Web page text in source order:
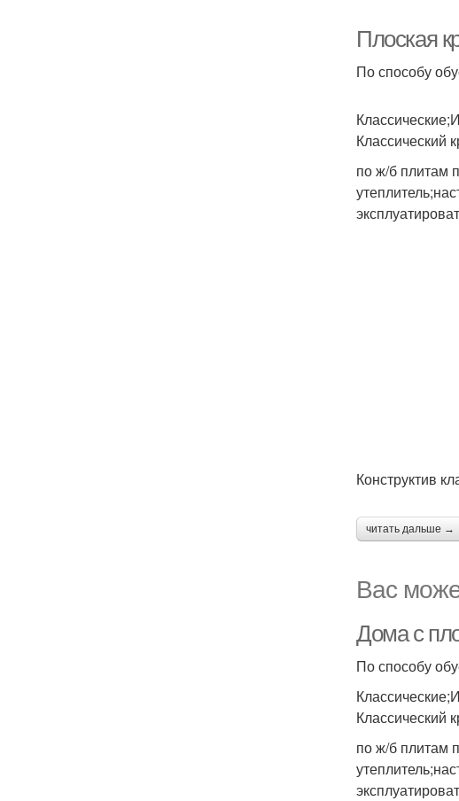
Плоская
По способу
Классический
по ж/б плитам
Конструктив
читать дальше →
Вас
Дома с
По способу
Классический
по ж/б плитам